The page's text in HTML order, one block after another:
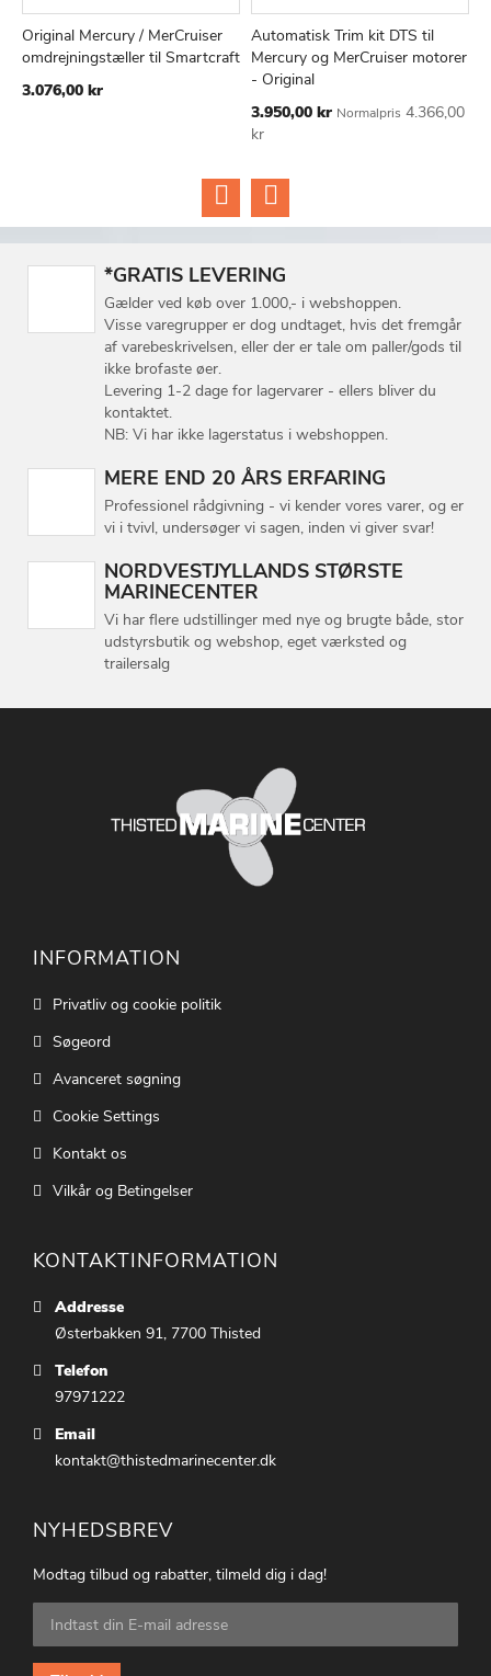
Læg i kurv
TILFØJ
SAMMENLIGN
Original Mercury / MerCruiser
omdrejningstæller til Smartcraft
3.076,00 kr
Læg i kurv
TILFØJ
LISTE
Automatisk Trim kit DTS til
Mercury og MerCruiser motorer
- Original
Tilbudspris
3.950,00 kr Normalpris 4.366,00
kr
*GRATIS LEVERING
Gælder ved køb over 1.000,- i webshoppen.
Visse varegrupper er dog undtaget, hvis det fremgår
af varebeskrivelsen, eller der er tale om paller/gods til
ikke brofaste øer.
Levering 1-2 dage for lagervarer - ellers bliver du
kontaktet.
NB: Vi har ikke lagerstatus i webshoppen.
MERE END 20 ÅRS ERFARING
Professionel rådgivning - vi kender vores varer, og er
vi i tvivl, undersøger vi sagen, inden vi giver svar!
NORDVESTJYLLANDS STØRSTE
MARINECENTER
Vi har flere udstillinger med nye og brugte både, stor
udstyrsbutik og webshop, eget værksted og
trailersalg
INFORMATION
Privatliv og cookie politik
Søgeord
Avanceret søgning
Cookie Settings
Kontakt os
Vilkår og Betingelser
KONTAKTINFORMATION
Addresse
Østerbakken 91, 7700 Thisted
Telefon
97971222
Email
kontakt@thistedmarinecenter.dk
NYHEDSBREV
Modtag tilbud og rabatter, tilmeld dig i dag!
Tilmeld
dig
vores